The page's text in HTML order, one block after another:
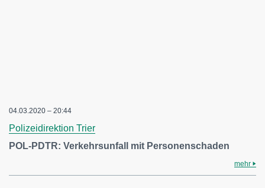
04.03.2020 – 20:44
Polizeidirektion Trier
POL-PDTR: Verkehrsunfall mit Personenschaden
mehr